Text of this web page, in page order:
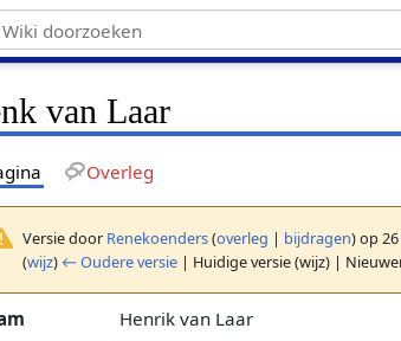
van Laar
Overleg
Versie door Renekoenders(overleg | bijdragen)op
(wijz) ← Oudere versie | Huidige versie (wijz) |
Henrik van Laar